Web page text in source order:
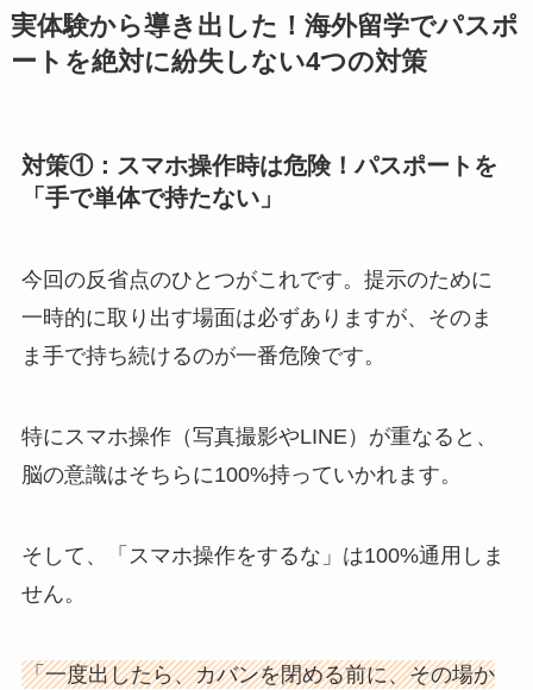
実体験から導き出した！海外留学でパスポ
ートを絶対に紛失しない4つの対策
対策①：スマホ操作時は危険！パスポートを
「手で単体で持たない」
今回の反省点のひとつがこれです。提示のために
一時的に取り出す場面は必ずありますが、そのま
ま手で持ち続けるのが一番危険です。
特にスマホ操作（写真撮影やLINE）が重なると、
脳の意識はそちらに100%持っていかれます。
そして、「スマホ操作をするな」は100%通用しま
せん。
「一度出したら、カバンを閉める前に、その場か